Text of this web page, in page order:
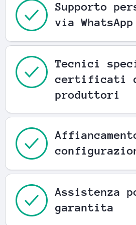
Supporto
via
Tecnici
certificati
produttori
Assistenza
garantita